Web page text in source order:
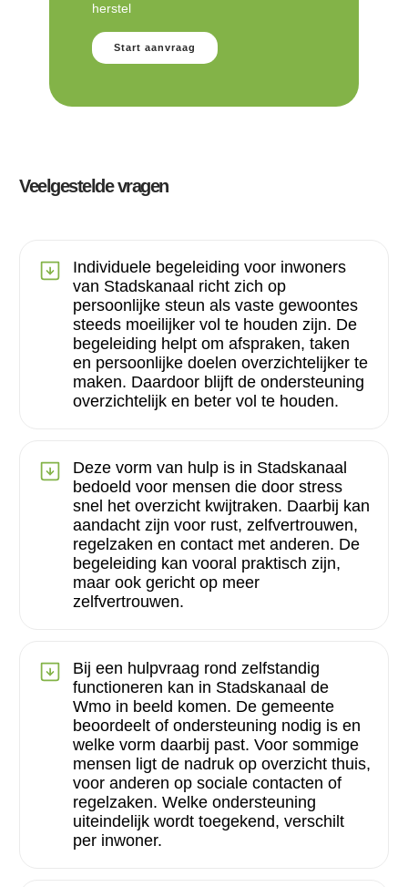
herstel
Start aanvraag
Veelgestelde vragen
Individuele begeleiding voor inwoners
van Stadskanaal richt zich op
persoonlijke steun als vaste gewoontes
steeds moeilijker vol te houden zijn. De
begeleiding helpt om afspraken, taken
en persoonlijke doelen overzichtelijker te
maken. Daardoor blijft de ondersteuning
overzichtelijk en beter vol te houden.
Deze vorm van hulp is in Stadskanaal
bedoeld voor mensen die door stress
snel het overzicht kwijtraken. Daarbij kan
aandacht zijn voor rust, zelfvertrouwen,
regelzaken en contact met anderen. De
begeleiding kan vooral praktisch zijn,
maar ook gericht op meer
zelfvertrouwen.
Bij een hulpvraag rond zelfstandig
functioneren kan in Stadskanaal de
Wmo in beeld komen. De gemeente
beoordeelt of ondersteuning nodig is en
welke vorm daarbij past. Voor sommige
mensen ligt de nadruk op overzicht thuis,
voor anderen op sociale contacten of
regelzaken. Welke ondersteuning
uiteindelijk wordt toegekend, verschilt
per inwoner.